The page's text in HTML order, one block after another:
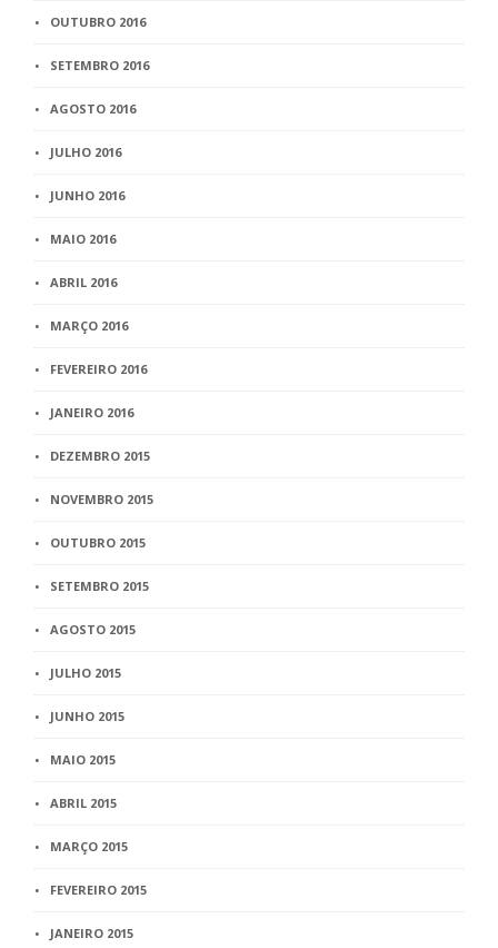
OUTUBRO 2016
SETEMBRO 2016
AGOSTO 2016
JULHO 2016
JUNHO 2016
MAIO 2016
ABRIL 2016
MARÇO 2016
FEVEREIRO 2016
JANEIRO 2016
DEZEMBRO 2015
NOVEMBRO 2015
OUTUBRO 2015
SETEMBRO 2015
AGOSTO 2015
JULHO 2015
JUNHO 2015
MAIO 2015
ABRIL 2015
MARÇO 2015
FEVEREIRO 2015
JANEIRO 2015